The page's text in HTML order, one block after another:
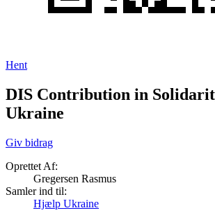
Hent
DIS Contribution in
Ukraine
Giv bidrag
Oprettet Af:
Gregersen Rasmus
Samler ind til:
Hjælp Ukraine